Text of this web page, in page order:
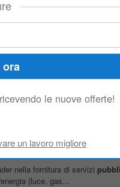
of regulatory
2 anni nello stesso ruolo; •
alpubblico ; • Propensione alla
nella fornitura di servizi
(luce, gas...
le nuove offerte!